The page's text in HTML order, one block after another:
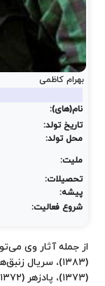
بهرام کاظمی
نام(های):
تاریخ تولد:
محل تولد:
ملیت:
تحصیلات:
پیشه:
شروع فعالیت: